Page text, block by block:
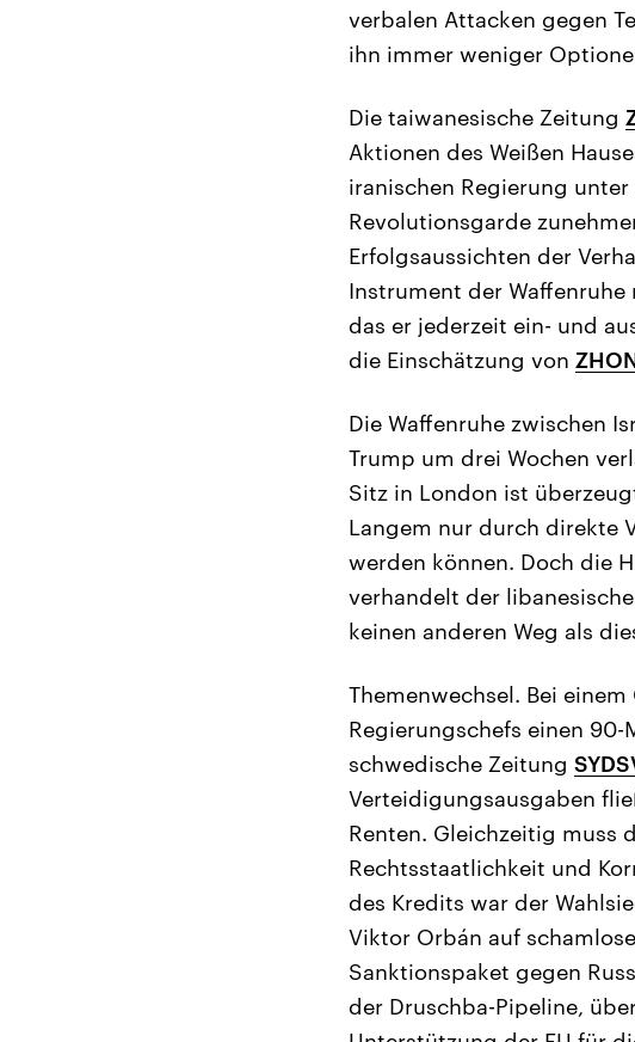
verbalen Attacken gegen
ihn immer weniger
Die taiwanesische Zeitung
Aktionen des Weißen
iranischen Regierung
Revolutionsgarde
Erfolgsaussichten der
Instrument der
das er jederzeit ein- und
die Einschätzung von
Die Waffenruhe zwischen
Trump um drei Wochen
Sitz in London ist
Langem nur durch direkte
werden können. Doch die
verhandelt der
keinen anderen Weg als
Themenwechsel. Bei
Regierungschefs einen
schwedische Zeitung
Verteidigungsausgaben
Renten. Gleichzeitig muss
Rechtsstaatlichkeit und
des Kredits war der
Viktor Orbán auf
Sanktionspaket gegen
der Druschba-Pipeline,